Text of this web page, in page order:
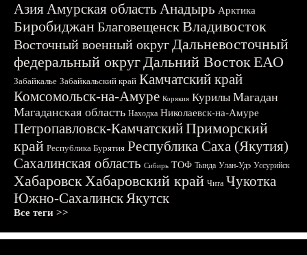
АзияАмурская область Анадырь Арктика
БиробиджанБлаговещенскВладивосток
Восточный военный округДальневосточный
федеральный округДальний ВостокЕАО
Забайкалье Забайкальский край Камчатский край
Комсомольск-на-Амуре Корякия Курилы Магадан
Магаданская область Находка Николаевск-на-Амуре
Петропавловск-КамчатскийПриморский
край Республика Бурятия Республика Саха (Якутия)
Сахалинская область Сибирь ТОФ Тында Улан-Удэ Уссурийск
ХабаровскХабаровский край Чита Чукотка
Южно-СахалинскЯкутск
Все теги >>